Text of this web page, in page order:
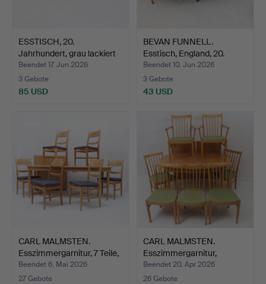
ESSTISCH, 20.
Jahrhundert, grau lackiert
m…
Beendet 17. Jun 2026
3 Gebote
85 USD
BEVAN FUNNELL.
Esstisch, England, 20.
Jahr…
Beendet 10. Jun 2026
3 Gebote
43 USD
CARL MALMSTEN.
Esszimmergarnitur, 7 Teile,
…
Beendet 6. Mai 2026
27 Gebote
CARL MALMSTEN.
Esszimmergarnitur,
"Herrgår…
Beendet 20. Apr 2026
26 Gebote